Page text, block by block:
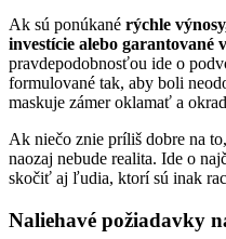
Ak sú ponúkané rýchle
investície alebo garantované
pravdepodobnosťou ide o
formulované tak, aby boli
maskuje zámer oklamať a
Ak niečo znie príliš dobre na
naozaj nebude realita. Ide o
skočiť aj ľudia, ktorí sú inak
Naliehavé požiadavky